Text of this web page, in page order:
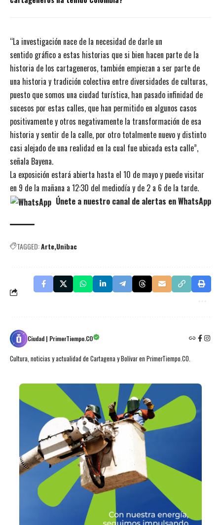
“La investigación nace de la necesidad de darle un
sentido gráfico a estas historias que si bien hacen parte de la
historia de los cartageneros, también empiezan a ser parte de
una historia y tradición colectiva entre diversidades de culturas,
puesto que somos una ciudad turística, han pasado infinidad de
sucesos por estas calles, que han permitido en algunos casos
positivamente y otros negativamente la transformación de esa
historia y sentir de la calle, por otro totalmente nuevo y distinto
casi alejado de una realidad en la cual fue ubicada esta calle”,
señala Bayena.
La exposición estará abierta hasta el 10 de mayo y puede visitar
en 9 de la mañana a 12:30 del mediodía y de 2 a 6 de la tarde.
Únete a nuestro canal de alertas en WhatsApp
TAGGED:Arte Unibac
Ciudad | PrimerTiempo.CO
Cultura, noticias y actualidad de Cartagena y Bolívar en PrimerTiempo.CO.